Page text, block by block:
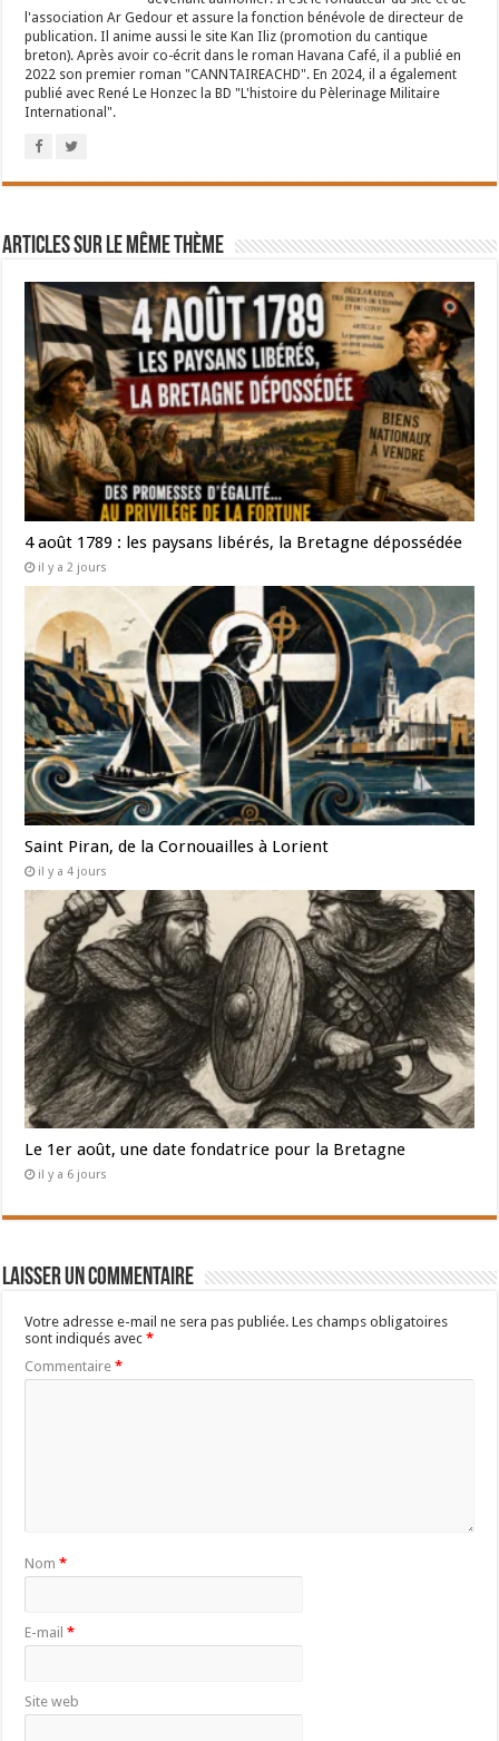
l'association Ar Gedour et assure la fonction bénévole de directeur de
publication. Il anime aussi le site Kan Iliz (promotion du cantique
breton). Après avoir co-écrit dans le roman Havana Café, il a publié en
2022 son premier roman "CANNTAIREACHD". En 2024, il a également
publié avec René Le Honzec la BD "L'histoire du Pèlerinage Militaire
International".
Articles sur le même thème
4 août 1789 : les paysans libérés, la Bretagne dépossédée
il y a 2 jours
Saint Piran, de la Cornouailles à Lorient
il y a 4 jours
Le 1er août, une date fondatrice pour la Bretagne
il y a 6 jours
Laisser un commentaire
Votre adresse e-mail ne sera pas publiée. Les champs obligatoires
sont indiqués avec*
Commentaire*
Nom*
E-mail*
Site web